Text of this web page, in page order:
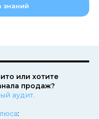
знаний
или хотите
продаж?
аудит.
: